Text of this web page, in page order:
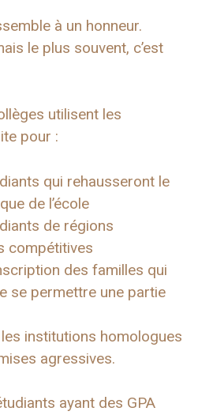
à un honneur.
le plus souvent, c’est
utilisent les
pour :
qui rehausseront le
de l’école
de régions
compétitives
des familles qui
se permettre une partie
institutions homologues
agressives.
ayant des GPA